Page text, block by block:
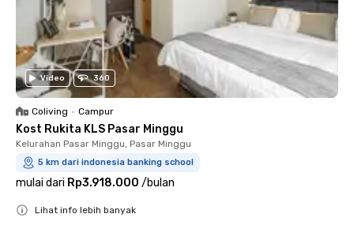
Video 360
Coliving • Campur
Kost Rukita KLS Pasar Minggu
Kelurahan Pasar Minggu, Pasar Minggu
5 km dari indonesia banking school
mulai dari Rp3.918.000 /bulan
Lihat info lebih banyak